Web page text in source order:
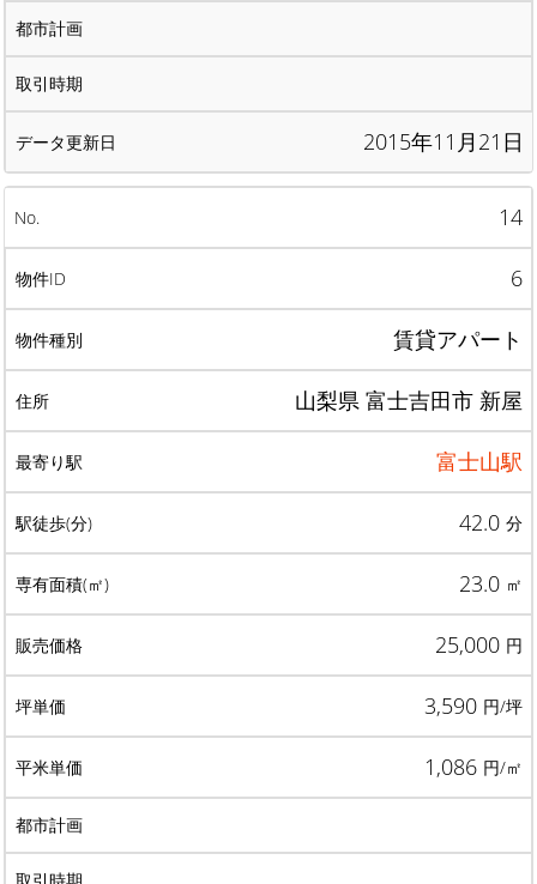
2015年11月21日
14
6
賃貸アパート
山梨県 富士吉田市 新屋
富士山駅
42.0 分
23.0 ㎡
25,000 円
3,590 円/坪
1,086 円/㎡